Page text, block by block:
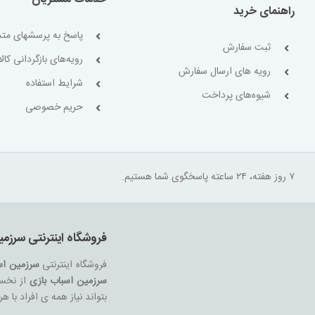
راهنمای خرید
ثبت سفارش
رویه های ارسال سفارش
شیوه‌های پرداخت
پاسخ به پرسشهای
رویه‌های بازگردانی
شرایط استفاده
حریم خصوصی
۷ روز هفته، ۲۴ ساعته پاسخگوی شما هستیم.
فروشگاه اینترنتی
فروشگاه اینترنتیسرزمین
سرزمین اسباب بازیاز
بتواند نیاز همه ی افراد